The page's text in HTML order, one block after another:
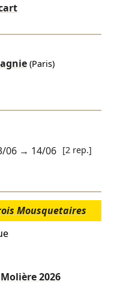
(Paris)
06 → 14/06 [2 rep.]
Mousquetaires
2026